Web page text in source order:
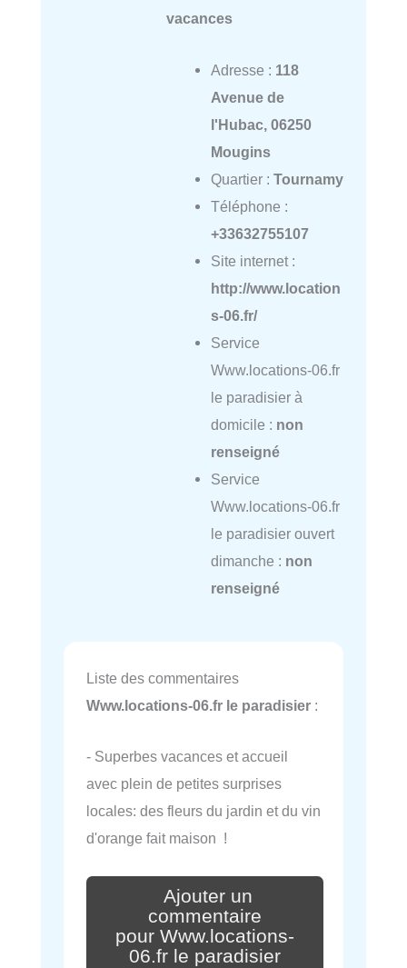
vacances
Adresse : 118
Avenue de
l'Hubac, 06250
Mougins
Quartier : Tournamy
Téléphone :
+33632755107
Site internet :
http://www.location
s-06.fr/
Service
Www.locations-06.fr
le paradisier à
domicile : non
renseigné
Service
Www.locations-06.fr
le paradisier ouvert
dimanche : non
renseigné
Liste des commentaires
Www.locations-06.fr le paradisier :
- Superbes vacances et accueil
avec plein de petites surprises
locales: des fleurs du jardin et du vin
d'orange fait maison !
Ajouter un
commentaire
pour Www.locations-
06.fr le paradisier